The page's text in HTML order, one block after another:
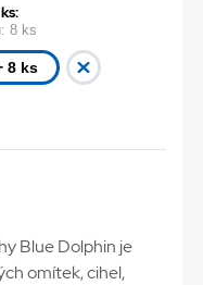
8 ks
8 ks
Blue Dolphin je
omítek, cihel,